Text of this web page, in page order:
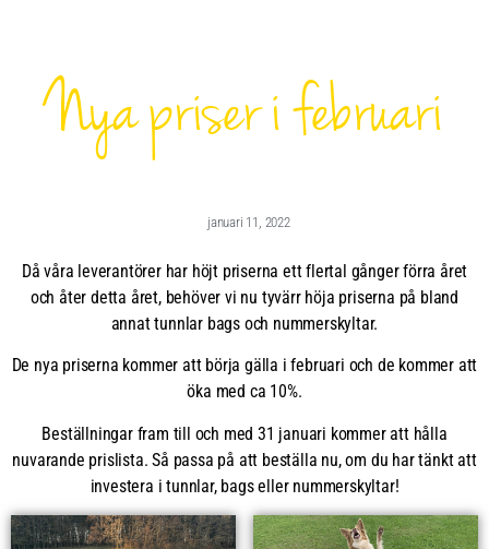
Nya priser i februari
januari 11, 2022
Då våra leverantörer har höjt priserna ett flertal gånger förra året
och åter detta året, behöver vi nu tyvärr höja priserna på bland
annat tunnlar bags och nummerskyltar.
De nya priserna kommer att börja gälla i februari och de kommer att
öka med ca 10%.
Beställningar fram till och med 31 januari kommer att hålla
nuvarande prislista. Så passa på att beställa nu, om du har tänkt att
investera i tunnlar, bags eller nummerskyltar!